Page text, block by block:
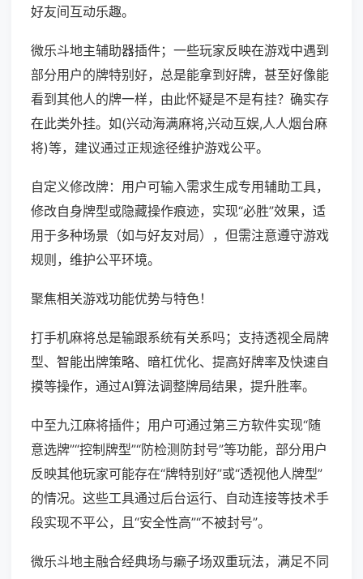
好友间互动乐趣。
微乐斗地主辅助器插件；一些玩家反映在游戏中遇到
部分用户的牌特别好，总是能拿到好牌，甚至好像能
看到其他人的牌一样，由此怀疑是不是有挂？确实存
在此类外挂。如(兴动海满麻将,兴动互娱,人人烟台麻
将)等，建议通过正规途径维护游戏公平。
自定义修改牌：用户可输入需求生成专用辅助工具，
修改自身牌型或隐藏操作痕迹，实现“必胜”效果，适
用于多种场景（如与好友对局），但需注意遵守游戏
规则，维护公平环境。
聚焦相关游戏功能优势与特色！
打手机麻将总是输跟系统有关系吗；支持透视全局牌
型、智能出牌策略、暗杠优化、提高好牌率及快速自
摸等操作，通过AI算法调整牌局结果，提升胜率。
中至九江麻将插件；用户可通过第三方软件实现“随
意选牌”“控制牌型”“防检测防封号”等功能，部分用户
反映其他玩家可能存在“牌特别好”或“透视他人牌型”
的情况。这些工具通过后台运行、自动连接等技术手
段实现不平公，且“安全性高”“不被封号”。
微乐斗地主融合经典场与癞子场双重玩法，满足不同